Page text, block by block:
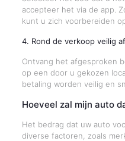
accepteer het via de app.
kunt u zich voorbereiden
4. Rond de verkoop veilig
Ontvang het afgesproken
op een door u gekozen
betaling worden veilig en
Hoeveel zal mijn auto
Het bedrag dat uw auto
diverse factoren, zoals